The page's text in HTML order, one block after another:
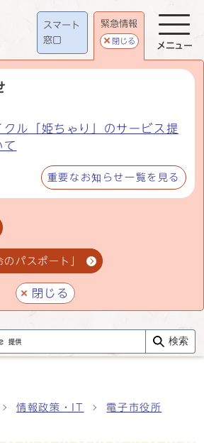
スマート
窓口
緊急情報
閉じる
ル「姫ちゃり」のサービス提
て
重要なお知らせ一覧を見る
パスポート」
閉じる
メニュー
検索
情報政策・IT 電子市役所